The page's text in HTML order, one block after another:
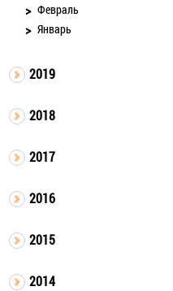
Февраль
Январь
2019
2018
2017
2016
2015
2014